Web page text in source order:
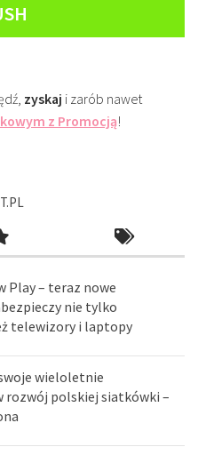
zyskaj i zarób nawet
z Promocją!
Play – teraz nowe
nie tylko
telewizory i laptopy
wieloletnie
rozwój polskiej siatkówki –